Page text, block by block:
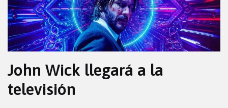
John Wick llegará a la
televisión